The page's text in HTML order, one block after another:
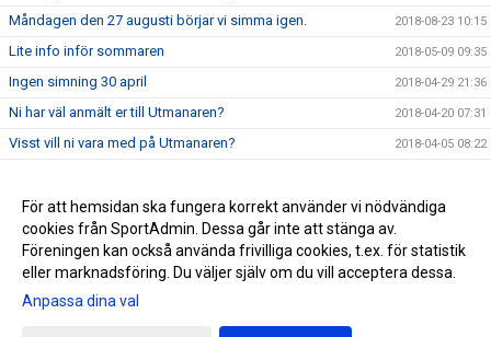
Måndagen den 27 augusti börjar vi simma igen. 2018-08-23 10:15
Lite info inför sommaren 2018-05-09 09:35
Ingen simning 30 april 2018-04-29 21:36
Ni har väl anmält er till Utmanaren? 2018-04-20 07:31
Visst vill ni vara med på Utmanaren? 2018-04-05 08:22
Sportlov vecka 9 2018-02-23 15:42
Grattis Marie! 2017-11-28 12:38
Gå till Webbversion
För att hemsidan ska fungera korrekt använder vi nödvändiga
cookies från SportAdmin. Dessa går inte att stänga av.
Föreningen kan också använda frivilliga cookies, t.ex. för statistik
eller marknadsföring. Du väljer själv om du vill acceptera dessa.
Anpassa dina val